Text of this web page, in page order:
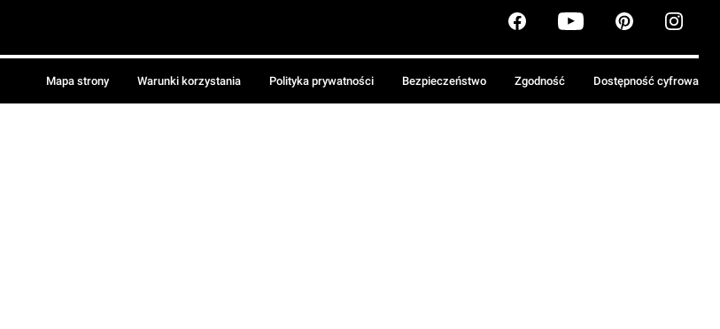
Mapa strony Warunki korzystania Polityka prywatności Bezpieczeństwo Zgodność Dostępność cyfrowa